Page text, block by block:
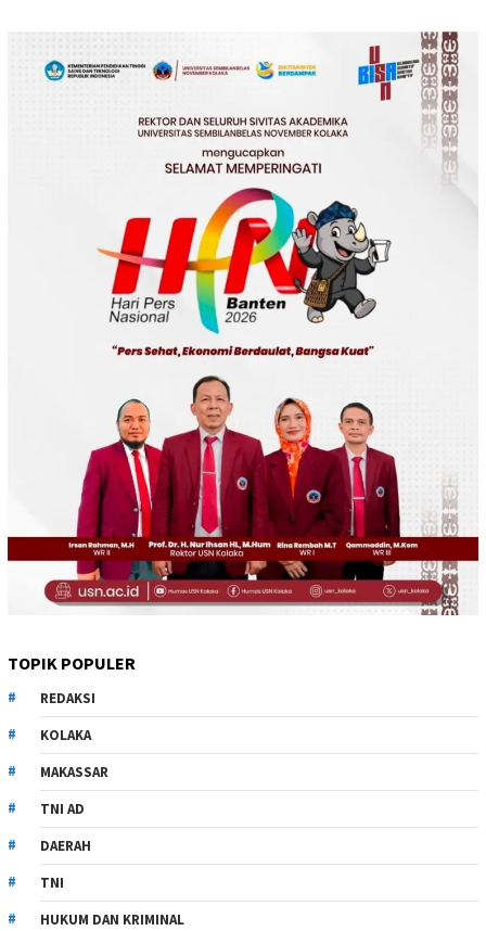
TOPIK POPULER
REDAKSI
KOLAKA
MAKASSAR
TNI AD
DAERAH
TNI
HUKUM DAN KRIMINAL